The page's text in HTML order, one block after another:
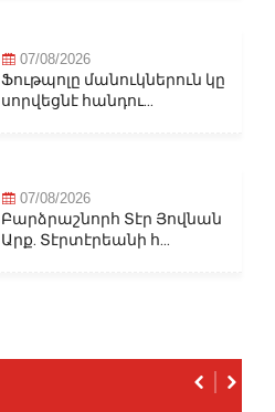
07/08/2026
Ֆութպոլը մանուկներուն կը
սորվեցնէ հանդու...
07/08/2026
Բարձրաշնորհ Տէր Յովնան
Արք. Տէրտէրեանի հ...